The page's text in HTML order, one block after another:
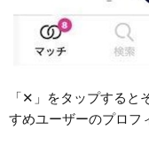
「✕」をタップすると
すめユーザーのプロフ